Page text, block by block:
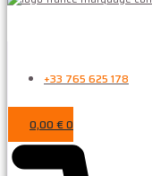
+33 765 625 178
0,00 €0